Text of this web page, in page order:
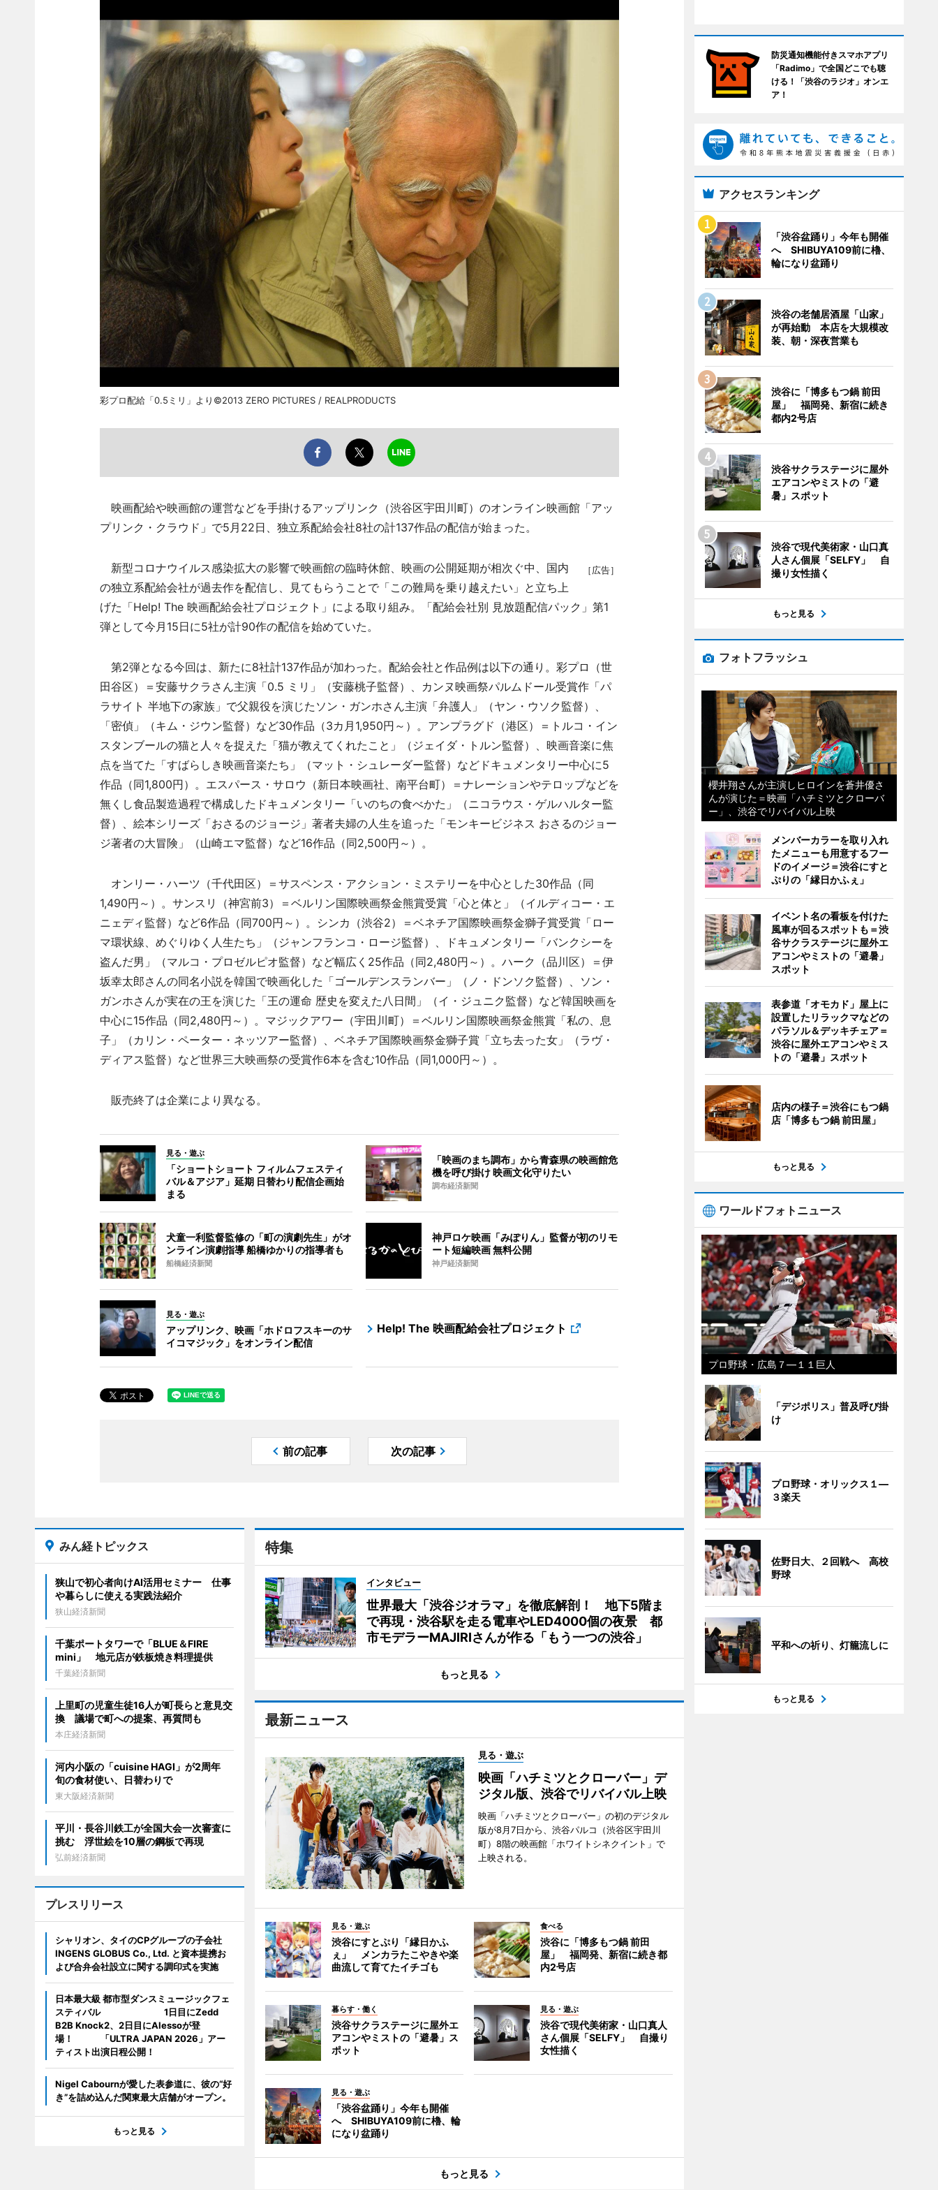
彩プロ配給「0.5ミリ」より©2013 ZERO PICTURES / REALPRODUCTS
映画配給や映画館の運営などを手掛けるアップリンク（渋谷区宇田川町）のオンライン映画館「アッ
プリンク・クラウド」で5月22日、独立系配給会社8社の計137作品の配信が始まった。
［広告］
新型コロナウイルス感染拡大の影響で映画館の臨時休館、映画の公開延期が相次ぐ中、国内
の独立系配給会社が過去作を配信し、見てもらうことで「この難局を乗り越えたい」と立ち上
げた「Help! The 映画配給会社プロジェクト」による取り組み。「配給会社別 見放題配信パック」第1
弾として今月15日に5社が計90作の配信を始めていた。
第2弾となる今回は、新たに8社計137作品が加わった。配給会社と作品例は以下の通り。彩プロ（世
田谷区）＝安藤サクラさん主演「0.5 ミリ」（安藤桃子監督）、カンヌ映画祭パルムドール受賞作「パ
ラサイト 半地下の家族」で父親役を演じたソン・ガンホさん主演「弁護人」（ヤン・ウソク監督）、
「密偵」（キム・ジウン監督）など30作品（3カ月1,950円～）。アンプラグド（港区）＝トルコ・イン
スタンブールの猫と人々を捉えた「猫が教えてくれたこと」（ジェイダ・トルン監督）、映画音楽に焦
点を当てた「すばらしき映画音楽たち」（マット・シュレーダー監督）などドキュメンタリー中心に5
作品（同1,800円）。エスパース・サロウ（新日本映画社、南平台町）＝ナレーションやテロップなどを
無くし食品製造過程で構成したドキュメンタリー「いのちの食べかた」（ニコラウス・ゲルハルター監
督）、絵本シリーズ「おさるのジョージ」著者夫婦の人生を追った「モンキービジネス おさるのジョー
ジ著者の大冒険」（山崎エマ監督）など16作品（同2,500円～）。
オンリー・ハーツ（千代田区）＝サスペンス・アクション・ミステリーを中心とした30作品（同
1,490円～）。サンスリ（神宮前3）＝ベルリン国際映画祭金熊賞受賞「心と体と」（イルディコー・エ
ニェディ監督）など6作品（同700円～）。シンカ（渋谷2）＝ベネチア国際映画祭金獅子賞受賞「ロー
マ環状線、めぐりゆく人生たち」（ジャンフランコ・ロージ監督）、ドキュメンタリー「バンクシーを
盗んだ男」（マルコ・プロゼルピオ監督）など幅広く25作品（同2,480円～）。ハーク（品川区）＝伊
坂幸太郎さんの同名小説を韓国で映画化した「ゴールデンスランバー」（ノ・ドンソク監督）、ソン・
ガンホさんが実在の王を演じた「王の運命 歴史を変えた八日間」（イ・ジュニク監督）など韓国映画を
中心に15作品（同2,480円～）。マジックアワー（宇田川町）＝ベルリン国際映画祭金熊賞「私の、息
子」（カリン・ペーター・ネッツアー監督）、ベネチア国際映画祭金獅子賞「立ち去った女」（ラヴ・
ディアス監督）など世界三大映画祭の受賞作6本を含む10作品（同1,000円～）。
販売終了は企業により異なる。
見る・遊ぶ
「ショートショート フィルムフェスティ
バル＆アジア」延期 日替わり配信企画始
まる
「映画のまち調布」から青森県の映画館危
機を呼び掛け 映画文化守りたい
調布経済新聞
犬童一利監督監修の「町の演劇先生」がオ
ンライン演劇指導 船橋ゆかりの指導者も
船橋経済新聞
神戸ロケ映画「みぽりん」監督が初のリモ
ート短編映画 無料公開
神戸経済新聞
見る・遊ぶ
アップリンク、映画「ホドロフスキーのサ
イコマジック」をオンライン配信
Help! The 映画配給会社プロジェクト
前の記事 次の記事
特集
インタビュー
世界最大「渋谷ジオラマ」を徹底解剖！ 地下5階ま
で再現・渋谷駅を走る電車やLED4000個の夜景 都
市モデラーMAJIRIさんが作る「もう一つの渋谷」
もっと見る
最新ニュース
見る・遊ぶ
映画「ハチミツとクローバー」デ
ジタル版、渋谷でリバイバル上映
映画「ハチミツとクローバー」の初のデジタル
版が8月7日から、渋谷パルコ（渋谷区宇田川
町）8階の映画館「ホワイトシネクイント」で
上映される。
見る・遊ぶ
渋谷にすとぷり「縁日かふ
ぇ」 メンカラたこやきや楽
曲流して育てたイチゴも
食べる
渋谷に「博多もつ鍋 前田
屋」 福岡発、新宿に続き都
内2号店
暮らす・働く
渋谷サクラステージに屋外エ
アコンやミストの「避暑」ス
ポット
見る・遊ぶ
渋谷で現代美術家・山口真人
さん個展「SELFY」 自撮り
女性描く
見る・遊ぶ
「渋谷盆踊り」今年も開催
へ SHIBUYA109前に櫓、輪
になり盆踊り
もっと見る
みん経トピックス
狭山で初心者向けAI活用セミナー 仕事
や暮らしに使える実践法紹介
狭山経済新聞
千葉ポートタワーで「BLUE＆FIRE
mini」 地元店が鉄板焼き料理提供
千葉経済新聞
上里町の児童生徒16人が町長らと意見交
換 議場で町への提案、再質問も
本庄経済新聞
河内小阪の「cuisine HAGI」が2周年
旬の食材使い、日替わりで
東大阪経済新聞
平川・長谷川鉄工が全国大会一次審査に
挑む 浮世絵を10層の鋼板で再現
弘前経済新聞
プレスリリース
シャリオン、タイのCPグループの子会社
INGENS GLOBUS Co., Ltd. と資本提携お
よび合弁会社設立に関する調印式を実施
日本最大級 都市型ダンスミュージックフェ
スティバル 1日目にZedd
B2B Knock2、2日目にAlessoが登
場！ 「ULTRA JAPAN 2026」アー
ティスト出演日程公開！
Nigel Cabournが愛した表参道に、彼の“好
き”を詰め込んだ関東最大店舗がオープン。
もっと見る
防災通知機能付きスマホアプリ
「Radimo」で全国どこでも聴
ける！「渋谷のラジオ」オンエ
ア！
アクセスランキング
「渋谷盆踊り」今年も開催
へ SHIBUYA109前に櫓、
輪になり盆踊り
渋谷の老舗居酒屋「山家」
が再始動 本店を大規模改
装、朝・深夜営業も
渋谷に「博多もつ鍋 前田
屋」 福岡発、新宿に続き
都内2号店
渋谷サクラステージに屋外
エアコンやミストの「避
暑」スポット
渋谷で現代美術家・山口真
人さん個展「SELFY」 自
撮り女性描く
もっと見る
フォトフラッシュ
櫻井翔さんが主演しヒロインを蒼井優さ
んが演じた＝映画「ハチミツとクローバ
ー」、渋谷でリバイバル上映
メンバーカラーを取り入れ
たメニューも用意するフー
ドのイメージ＝渋谷にすと
ぷりの「縁日かふぇ」
イベント名の看板を付けた
風車が回るスポットも＝渋
谷サクラステージに屋外エ
アコンやミストの「避暑」
スポット
表参道「オモカド」屋上に
設置したリラックマなどの
パラソル＆デッキチェア＝
渋谷に屋外エアコンやミス
トの「避暑」スポット
店内の様子＝渋谷にもつ鍋
店「博多もつ鍋 前田屋」
もっと見る
ワールドフォトニュース
プロ野球・広島７―１１巨人
「デジポリス」普及呼び掛
け
プロ野球・オリックス１―
３楽天
佐野日大、２回戦へ 高校
野球
平和への祈り、灯籠流しに
もっと見る